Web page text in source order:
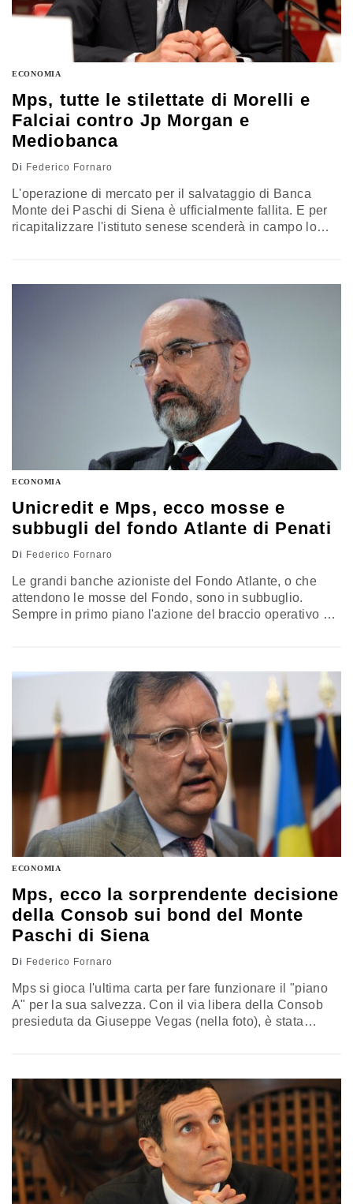
ECONOMIA
Mps, tutte le stilettate di Morelli e
Falciai contro Jp Morgan e
Mediobanca
Di Federico Fornaro
L'operazione di mercato per il salvataggio di Banca
Monte dei Paschi di Siena è ufficialmente fallita. E per
ricapitalizzare l'istituto senese scenderà in campo lo
ECONOMIA
Unicredit e Mps, ecco mosse e
subbugli del fondo Atlante di Penati
Di Federico Fornaro
Le grandi banche azioniste del Fondo Atlante, o che
attendono le mosse del Fondo, sono in subbuglio.
Sempre in primo piano l'azione del braccio operativo di
con ordine, mentre il governo studia un intervento…
ECONOMIA
Mps, ecco la sorprendente decisione
della Consob sui bond del Monte
Paschi di Siena
Di Federico Fornaro
Mps si gioca l'ultima carta per fare funzionare il "piano
A" per la sua salvezza. Con il via libera della Consob
presieduta da Giuseppe Vegas (nella foto), è stata
parla di conversione). I DETTAGLI DELL'OFFERTA Dal
16 dicembre fino…